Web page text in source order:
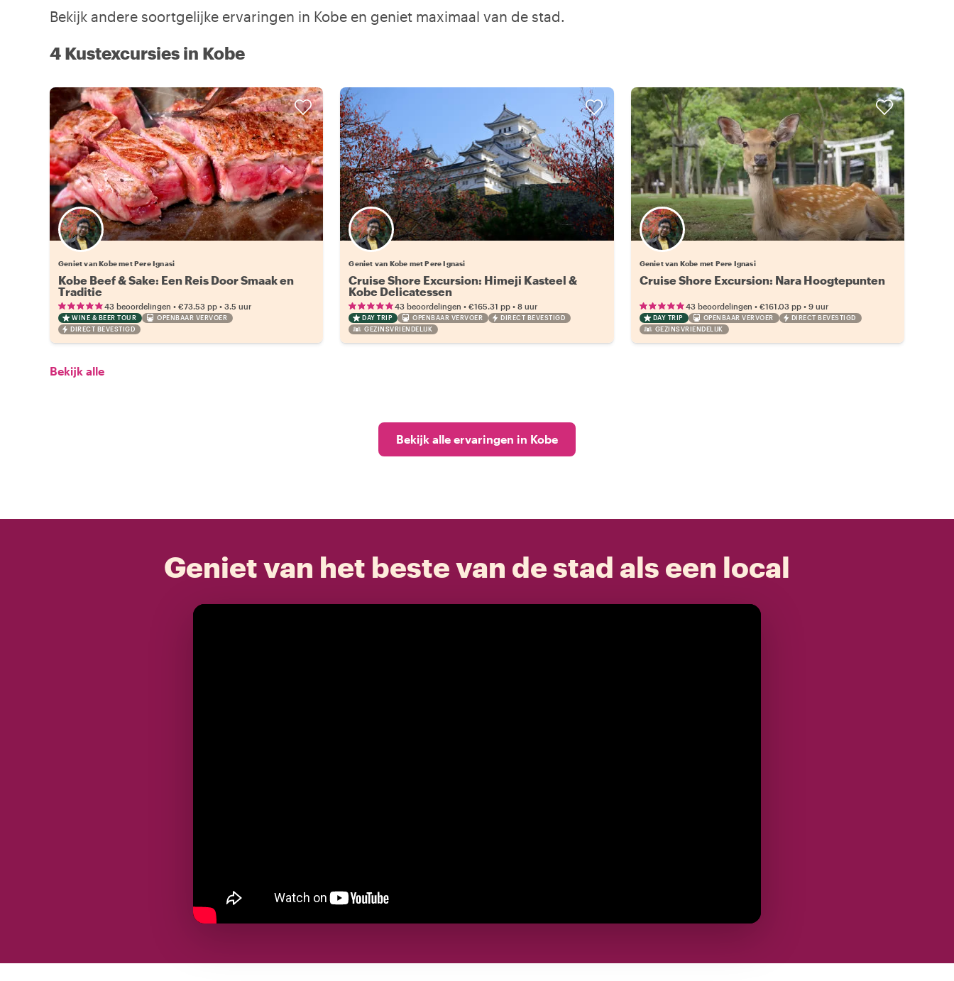
Bekijk andere soortgelijke ervaringen in Kobe en geniet maximaal van de stad.
4 Kustexcursies in Kobe
Geniet van Kobe met Pere Ignasi
Kobe Beef & Sake: Een Reis Door Smaak en
Traditie
43 beoordelingen • €73.53 pp • 3.5 uur
WINE & BEER TOUR
OPENBAAR VERVOER
DIRECT BEVESTIGD
Geniet van Kobe met Pere Ignasi
Cruise Shore Excursion: Himeji Kasteel &
Kobe Delicatessen
43 beoordelingen •€165.31 pp •8 uur
DAY TRIP OPENBAAR VERVOER
DIRECT BEVESTIGD
GEZINSVRIENDELIJK
Geniet van Kobe met Pere Ignasi
Cruise Shore Excursion: Nara Hoogtepunten
43 beoordelingen • €161.03 pp• 9 uur
DAY TRIP OPENBAAR VERVOER
DIRECT BEVESTIGD
GEZINSVRIENDELIJK
Bekijk alle
Bekijk alle ervaringen in Kobe
Geniet van het beste van de stad als een local